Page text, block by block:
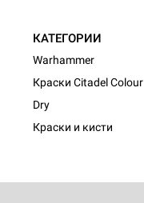
КАТЕГОРИИ
Warhammer
Краски Citadel Colour
Dry
Краски и кисти